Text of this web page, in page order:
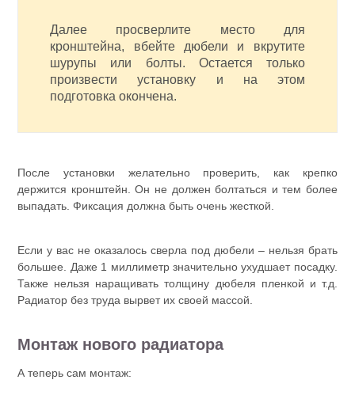
Далее просверлите место для
кронштейна, вбейте дюбели и вкрутите
шурупы или болты. Остается только
произвести установку и на этом
подготовка окончена.
После установки желательно проверить, как крепко
держится кронштейн. Он не должен болтаться и тем более
выпадать. Фиксация должна быть очень жесткой.
Если у вас не оказалось сверла под дюбели – нельзя брать
большее. Даже 1 миллиметр значительно ухудшает посадку.
Также нельзя наращивать толщину дюбеля пленкой и т.д.
Радиатор без труда вырвет их своей массой.
Монтаж нового радиатора
А теперь сам монтаж: